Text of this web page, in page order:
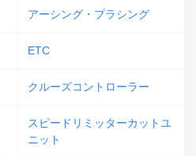
アーシング・プラシング
ETC
クルーズコントローラー
スピードリミッターカットユ
ニット